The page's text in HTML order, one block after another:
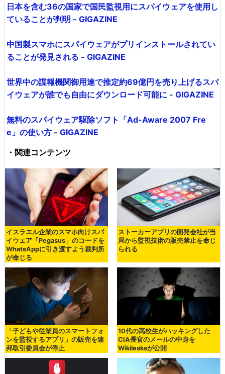
日本を含む36の国家で国民監視用にスパイウェアを使用し
ていることが判明 - GIGAZINE
中国製スマホにスパイウェアがプリインストールされてい
ることが発見される - GIGAZINE
世界中の諜報機関御用達で推定約69億円を売り上げるスパ
イウェアが誰でも自由にダウンロード可能に - GIGAZINE
無料のスパイウェア駆除ソフト「Ad-Aware 2007 Fre
e」の使い方 - GIGAZINE
・関連コンテンツ
イスラエル企業のスマホ向けスパ
イウェア「Pegasus」のコードを
WhatsAppに引き渡すよう裁判所
が命じる
ストーカーアプリの開発会社が当
局から監視技術の販売禁止を命じ
られる
「子どもや従業員のスマートフォ
ンを監視するアプリ」の販売を連
邦取引委員会が停止
10代の高校生がハッキングした
CIA長官のメールの中身を
Wikileaksが公開